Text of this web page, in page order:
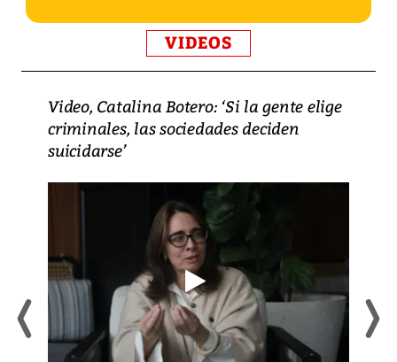
VIDEOS
Video, Catalina Botero: ‘Si la gente elige
criminales, las sociedades deciden
suicidarse’